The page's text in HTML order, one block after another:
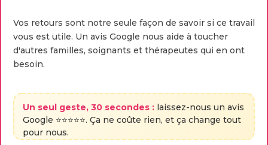
Vos retours sont notre seule façon de savoir si ce travail
vous est utile. Un avis Google nous aide à toucher
d'autres familles, soignants et thérapeutes qui en ont
besoin.
Un seul geste, 30 secondes : laissez-nous un avis
Google ⭐⭐⭐⭐⭐. Ça ne coûte rien, et ça change tout
pour nous.